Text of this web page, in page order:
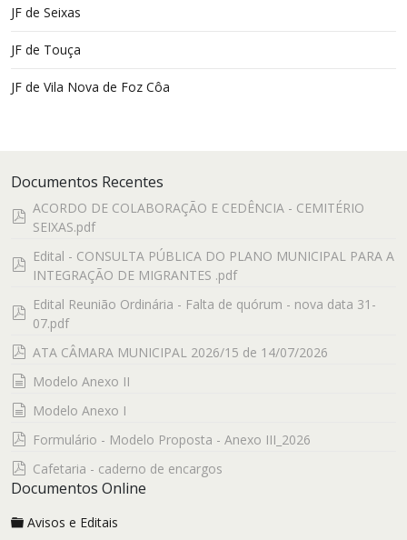
JF de Seixas
JF de Touça
JF de Vila Nova de Foz Côa
Documentos Recentes
pdf
ACORDO DE COLABORAÇÃO E CEDÊNCIA - CEMITÉRIO
SEIXAS.pdf
pdf
Edital - CONSULTA PÚBLICA DO PLANO MUNICIPAL PARA A
INTEGRAÇÃO DE MIGRANTES .pdf
pdf
Edital Reunião Ordinária - Falta de quórum - nova data 31-
07.pdf
pdf
ATA CÂMARA MUNICIPAL 2026/15 de 14/07/2026
documento
Modelo Anexo II
documento
Modelo Anexo I
pdf
Formulário - Modelo Proposta - Anexo III_2026
pdf
Cafetaria - caderno de encargos
Documentos Online
Avisos e Editais